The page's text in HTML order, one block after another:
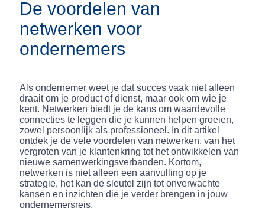
De voordelen van
netwerken voor
ondernemers
Als ondernemer weet je dat succes vaak niet alleen
draait om je product of dienst, maar ook om wie je
kent. Netwerken biedt je de kans om waardevolle
connecties te leggen die je kunnen helpen groeien,
zowel persoonlijk als professioneel. In dit artikel
ontdek je de vele voordelen van netwerken, van het
vergroten van je klantenkring tot het ontwikkelen van
nieuwe samenwerkingsverbanden. Kortom,
netwerken is niet alleen een aanvulling op je
strategie, het kan de sleutel zijn tot onverwachte
kansen en inzichten die je verder brengen in jouw
ondernemersreis.